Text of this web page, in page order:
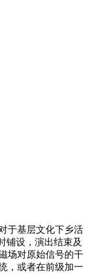
于基层文化下乡活
铺设，演出结束及
场对原始信号的干
，或者在前级加一